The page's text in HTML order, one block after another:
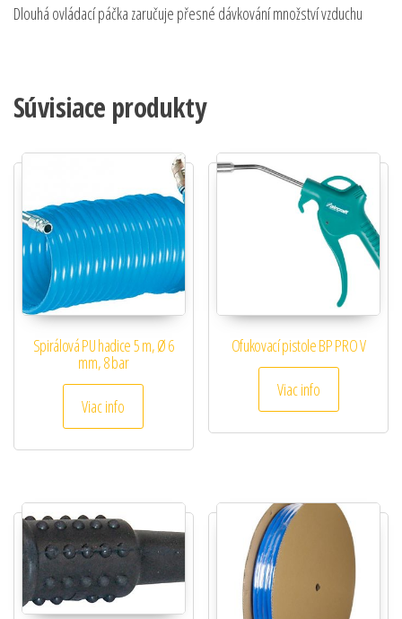
Dlouhá ovládací páčka zaručuje přesné dávkování množství vzduchu
Súvisiace produkty
Spirálová PU hadice 5 m, Ø 6
mm, 8 bar
Viac info
Ofukovací pistole BP PRO V
Viac info